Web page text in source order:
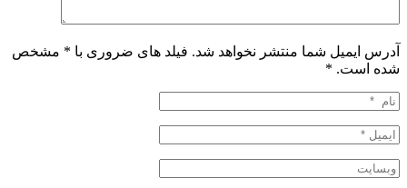
آدرس ایمیل شما منتشر نخواهد شد. فیلد های ضروری با * مشخص
شده است. *